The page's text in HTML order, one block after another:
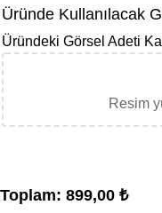
Üründe Kullanılacak
Üründeki Görsel Adeti
Resim
Toplam: 899,00 ₺